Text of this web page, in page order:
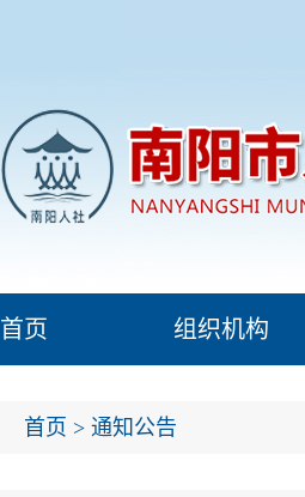
首页 组织机构
首页 > 通知公告